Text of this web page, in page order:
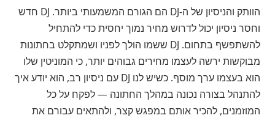
הוותק והניסיון של ה-DJ הם הגורם המשמעותי ביותר. DJ חדש
וחסר ניסיון יכול לדרוש מחיר נמוך יחסית כדי להתחיל
להשתפשף בתחום. DJ ששמו הולך לפניו ושמתקלט בחתונות
מבוקשות ירשה לעצמו מחירים גבוהים יותר, כי המוניטין שלו
הוא בעצמו ערך מוסף. כשיש לנו DJ עם ניסיון רב, הוא יודע איך
להתנהל בצורה נכונה במהלך החתונה — לפקח על כל
המוזמנים, להכיר אותם במפגש קצר, ולהתאים עבורם את